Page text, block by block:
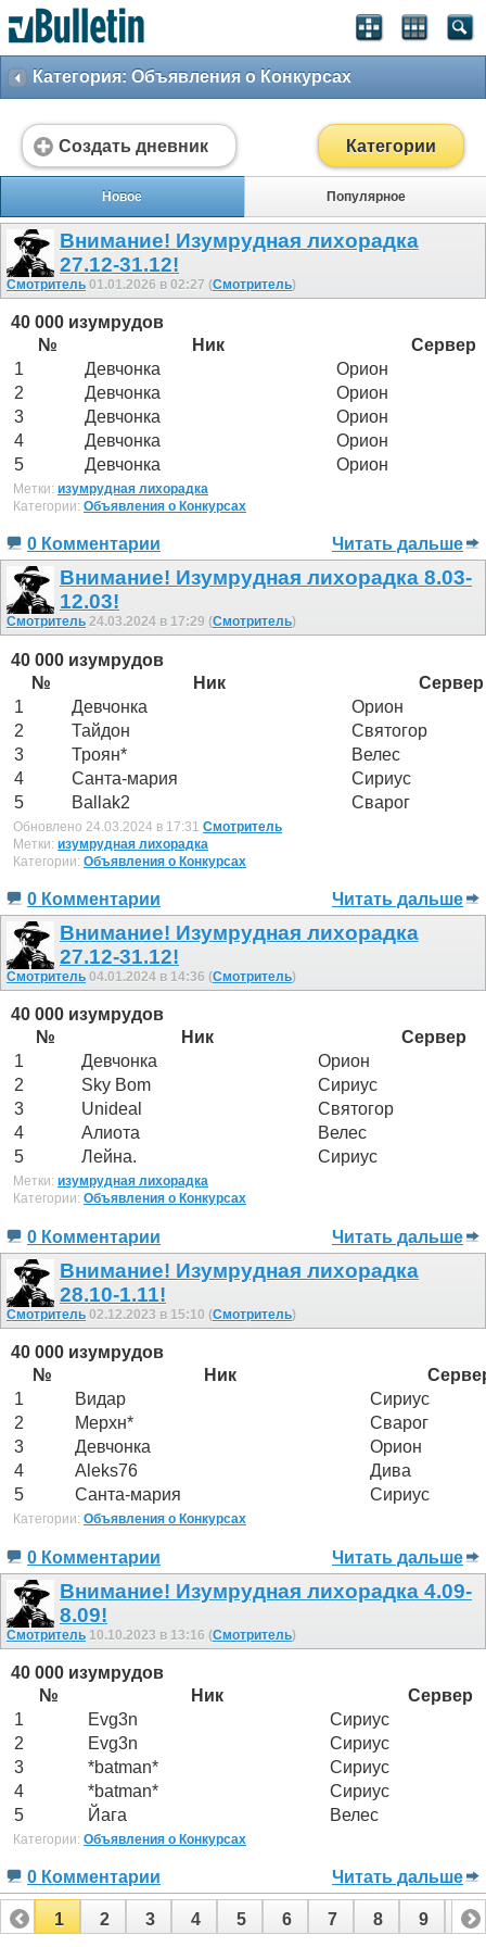
Категория: Объявления о Конкурсах
Создать дневник Категории
Новое Популярное
Внимание! Изумрудная лихорадка
27.12-31.12!
Смотритель 01.01.2026 в 02:27 (Смотритель)
40 000 изумрудов
№
Ник
Сервер
1
Девчонка
Орион
2
Девчонка
Орион
3
Девчонка
Орион
4
Девчонка
Орион
5
Девчонка Орион
Метки: изумрудная лихорадка
Категории: Объявления о Конкурсах
0 Комментарии Читать дальше
Внимание! Изумрудная лихорадка 8.03-
12.03!
Смотритель 24.03.2024 в 17:29 (Смотритель)
40 000 изумрудов
№
Ник
Сервер
1
Девчонка
Орион
2
Тайдон
Святогор
3
Троян*
Велес
4
Санта-мария
Сириус
5
Ballak2 Сварог
Обновлено 24.03.2024 в 17:31 Смотритель
Метки: изумрудная лихорадка
Категории: Объявления о Конкурсах
0 Комментарии Читать дальше
Внимание! Изумрудная лихорадка
27.12-31.12!
Смотритель 04.01.2024 в 14:36 (Смотритель)
40 000 изумрудов
№
Ник
Сервер
1
Девчонка
Орион
2
Sky Bom
Сириус
3
Unideal
Святогор
4
Алиота
Велес
5
Лейна. Сириус
Метки: изумрудная лихорадка
Категории: Объявления о Конкурсах
0 Комментарии Читать дальше
Внимание! Изумрудная лихорадка
28.10-1.11!
Смотритель 02.12.2023 в 15:10 (Смотритель)
40 000 изумрудов
№
Ник
1
Видар
Сириус
2
Мерхн*
Сварог
3
Девчонка
Орион
4
Aleks76
Дива
5
Санта-мария Сириус
Категории: Объявления о Конкурсах
0 Комментарии Читать дальше
Внимание! Изумрудная лихорадка 4.09-
8.09!
Смотритель 10.10.2023 в 13:16 (Смотритель)
40 000 изумрудов
№
Ник
Сервер
1
Evg3n
Сириус
2
Evg3n
Сириус
3
*batman*
Сириус
4
*batman*
Сириус
5
Йага Велес
Категории: Объявления о Конкурсах
0 Комментарии Читать дальше
1 2 3 4 5 6 7 8 9 10